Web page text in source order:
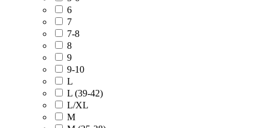
6
7
7-8
8
9
9-10
L
L (39-42)
L/XL
M